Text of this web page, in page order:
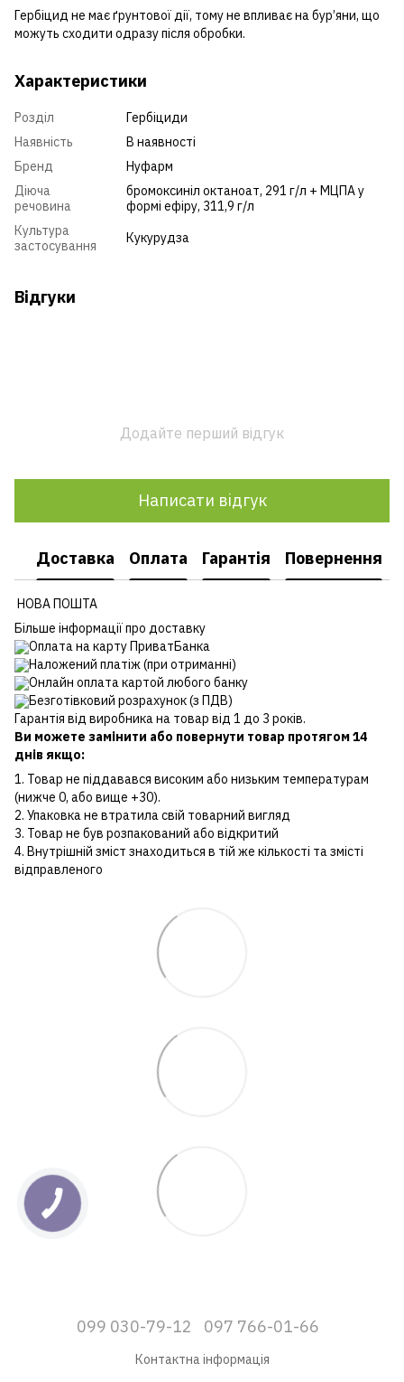
Гербіцид не має ґрунтової дії, тому не впливає на бур’яни, що
можуть сходити одразу після обробки.
Характеристики
Розділ
Гербіциди
Наявність
В наявності
Бренд
Нуфарм
Діюча
речовина
бромоксиніл октаноат, 291 г/л + МЦПА у
формі ефіру, 311,9 г/л
Культура
застосування
Кукурудза
Відгуки
Додайте перший відгук
Написати відгук
Доставка Оплата Гарантія Повернення
НОВА ПОШТА
Більше інформації про доставку
Оплата на карту ПриватБанка
Наложений платіж (при отриманні)
Онлайн оплата картой любого банку
Безготівковий розрахунок (з ПДВ)
Гарантія від виробника на товар від 1 до 3 років.
Ви можете замінити або повернути товар протягом 14
днів якщо:
1. Товар не піддавався високим або низьким температурам
(нижче 0, або вище +30).
2. Упаковка не втратила свій товарний вигляд
3. Товар не був розпакований або відкритий
4. Внутрішній зміст знаходиться в тій же кількості та змісті
відправленого
099 030-79-12 097 766-01-66
Контактна інформація